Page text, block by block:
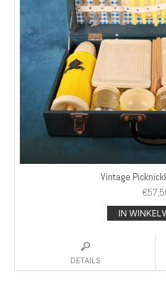
Vintage
€
IN
DETAILS